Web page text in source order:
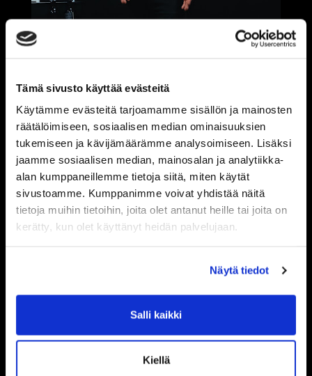
Tämä sivusto käyttää evästeitä
Käytämme evästeitä tarjoamamme sisällön ja mainosten
räätälöimiseen, sosiaalisen median ominaisuuksien
tukemiseen ja kävijämäärämme analysoimiseen. Lisäksi
jaamme sosiaalisen median, mainosalan ja analytiikka-
alan kumppaneillemme tietoja siitä, miten käytät
sivustoamme. Kumppanimme voivat yhdistää näitä
tietoja muihin tietoihin, joita olet antanut heille tai joita on
kerätty, kun olet käyttänyt heidän palvelujaan.
Näytä tiedot
Salli kaikki
Kiellä
Qualified massage therapist, EAT
(specialised qualification) for joint
mobility, sports massage
desire to help you towards a more
effortless tomorrow.
I work daily with various